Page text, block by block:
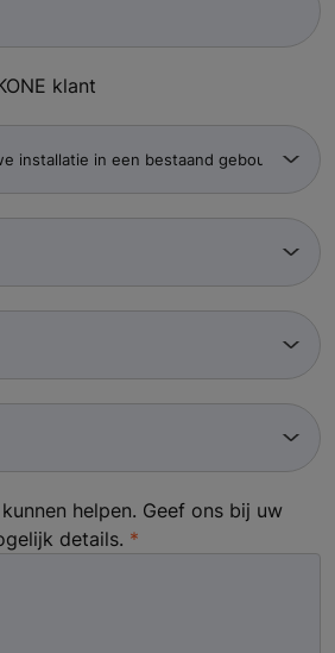
klant
helpen. Geef ons bij uw
details.